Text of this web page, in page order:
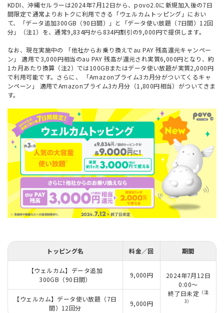
KDDI、沖縄セルラーは2024年7月12日から、povo2.0に新規加入後の7日
間限定で通常よりおトクに利用できる「ウェルカムトッピング」におい
て、「データ追加300GB（90日間）」と「データ使い放題（7日間）12回
分」（注1）を、通常9,834円から834円割引の9,000円で提供します。
なお、現在実施中の
「他社からお乗り換えでau PAY 残高還元キャンペー
ン」
適用で3,000円相当のau PAY 残高が還元され実質6,000円となり、約
1カ月あたり換算（注2）では100GBまたはデータ使い放題が実質2,000円
で利用可能です。さらに、
「Amazonプライム3カ月分がついてくるキャ
ンペーン」
適用でAmazonプライム3カ月分（1,800円相当）がついてきま
す。
トッピング名 料金／回 期間
【ウェルカム】データ追加
300GB（90日間）
9,000円
2024年7月12日
0:00～
終了日未定 （注
3）
【ウェルカム】データ使い放題（7日
間）12回分
9,000円